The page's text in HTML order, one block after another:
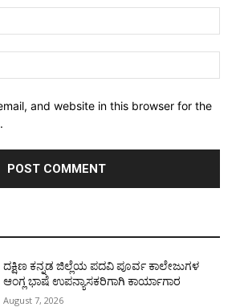
and website in this browser for the
ದಕ್ಷಿಣ ಕನ್ನಡ ಜಿಲ್ಲೆಯ ಪದವಿ ಪೂರ್ವ ಕಾಲೇಜುಗಳ
ಆಂಗ್ಲ ಭಾಷೆ ಉಪನ್ಯಾಸಕರಿಗಾಗಿ ಕಾರ್ಯಾಗಾರ
August 7, 2026